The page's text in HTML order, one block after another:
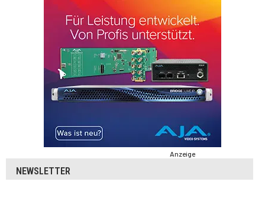
Anzeige
NEWSLETTER